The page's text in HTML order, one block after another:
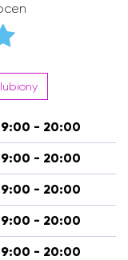
- 20:00
- 20:00
- 20:00
- 20:00
- 20:00